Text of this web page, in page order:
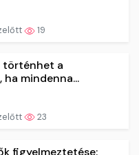
19
történhet a
mindenna...
23
figyelmeztetése: